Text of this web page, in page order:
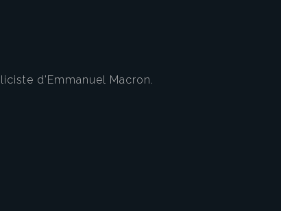
d'Emmanuel Macron.